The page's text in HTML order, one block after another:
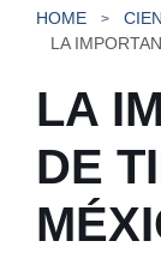
HOME
LA
DE